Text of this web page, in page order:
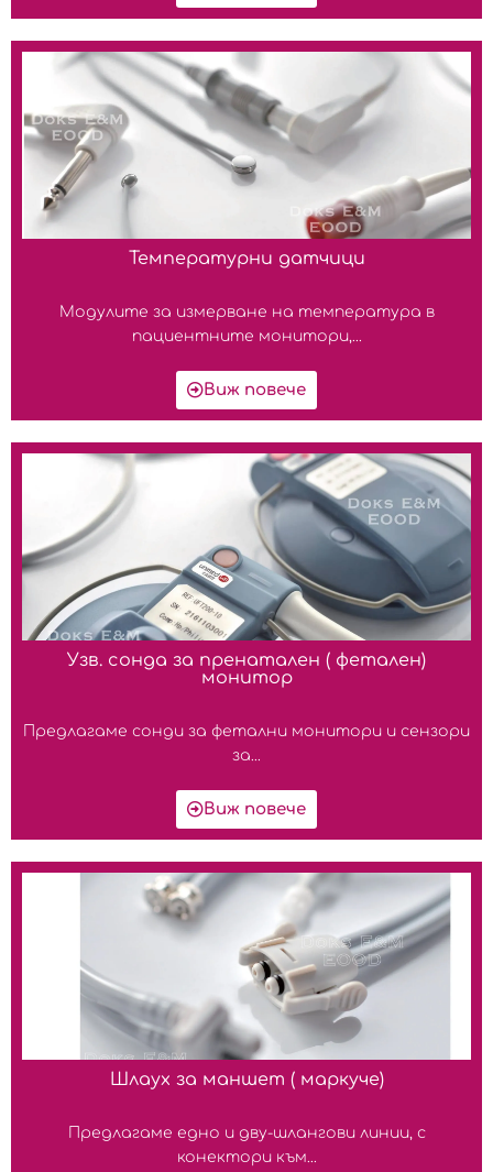
Температурни датчици
Модулите за измерване на температура в
пациентните монитори,...
Виж повече
Узв. сонда за пренатален ( фетален)
монитор
Предлагаме сонди за фетални монитори и сензори
за...
Виж повече
Шлаух за маншет ( маркуче)
Предлагаме едно и дву-шлангови линии, с
конектори към...